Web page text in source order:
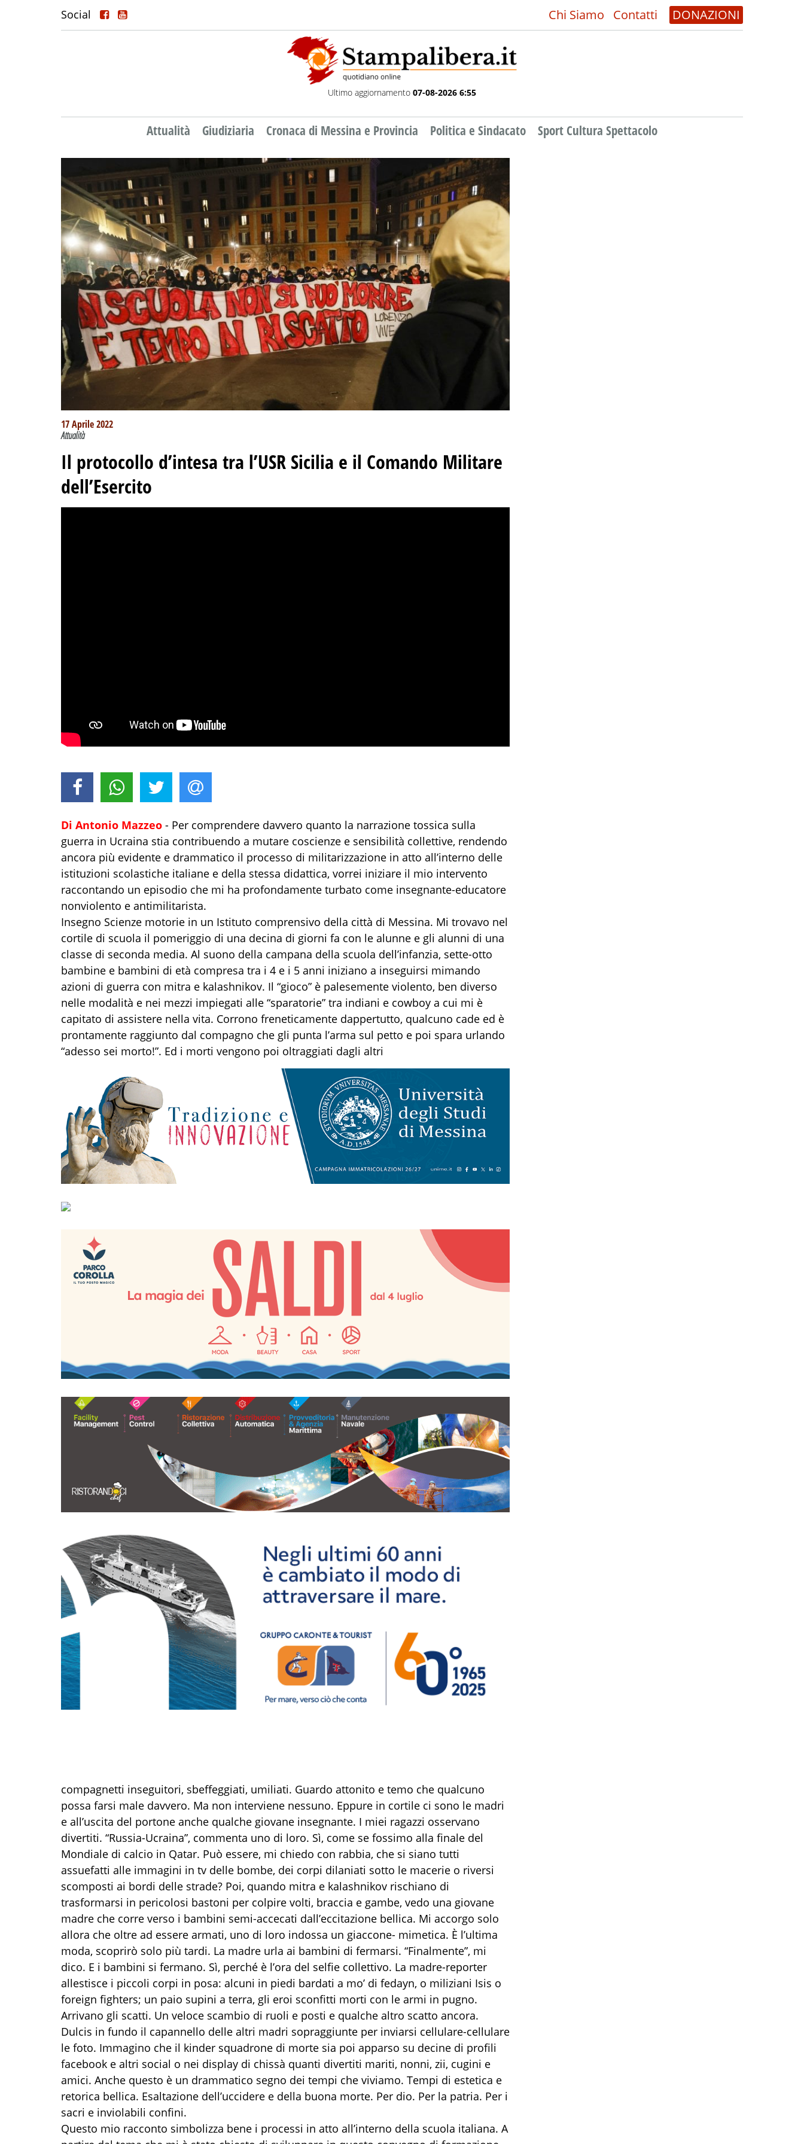
Social Chi Siamo Contatti DONAZIONI
Ultimo aggiornamento 07-08-2026 6:55
Attualità Giudiziaria Cronaca di Messina e Provincia Politica e Sindacato Sport Cultura Spettacolo
17 Aprile 2022
Attualità
Il protocollo d’intesa tra l’USR Sicilia e il Comando Militare
dell’Esercito
Di Antonio Mazzeo - Per comprendere davvero quanto la narrazione tossica sulla
guerra in Ucraina stia contribuendo a mutare coscienze e sensibilità collettive, rendendo
ancora più evidente e drammatico il processo di militarizzazione in atto all’interno delle
istituzioni scolastiche italiane e della stessa didattica, vorrei iniziare il mio intervento
raccontando un episodio che mi ha profondamente turbato come insegnante-educatore
nonviolento e antimilitarista.
Insegno Scienze motorie in un Istituto comprensivo della città di Messina. Mi trovavo nel
cortile di scuola il pomeriggio di una decina di giorni fa con le alunne e gli alunni di una
classe di seconda media. Al suono della campana della scuola dell’infanzia, sette-otto
bambine e bambini di età compresa tra i 4 e i 5 anni iniziano a inseguirsi mimando
azioni di guerra con mitra e kalashnikov. Il “gioco” è palesemente violento, ben diverso
nelle modalità e nei mezzi impiegati alle “sparatorie” tra indiani e cowboy a cui mi è
capitato di assistere nella vita. Corrono freneticamente dappertutto, qualcuno cade ed è
prontamente raggiunto dal compagno che gli punta l’arma sul petto e poi spara urlando
“adesso sei morto!”. Ed i morti vengono poi oltraggiati dagli altri
compagnetti inseguitori, sbeffeggiati, umiliati. Guardo attonito e temo che qualcuno
possa farsi male davvero. Ma non interviene nessuno. Eppure in cortile ci sono le madri
e all’uscita del portone anche qualche giovane insegnante. I miei ragazzi osservano
divertiti. “Russia-Ucraina”, commenta uno di loro. Sì, come se fossimo alla finale del
Mondiale di calcio in Qatar. Può essere, mi chiedo con rabbia, che si siano tutti
assuefatti alle immagini in tv delle bombe, dei corpi dilaniati sotto le macerie o riversi
scomposti ai bordi delle strade? Poi, quando mitra e kalashnikov rischiano di
trasformarsi in pericolosi bastoni per colpire volti, braccia e gambe, vedo una giovane
madre che corre verso i bambini semi-accecati dall’eccitazione bellica. Mi accorgo solo
allora che oltre ad essere armati, uno di loro indossa un giaccone- mimetica. È l’ultima
moda, scoprirò solo più tardi. La madre urla ai bambini di fermarsi. “Finalmente”, mi
dico. E i bambini si fermano. Sì, perché è l’ora del selfie collettivo. La madre-reporter
allestisce i piccoli corpi in posa: alcuni in piedi bardati a mo’ di fedayn, o miliziani Isis o
foreign fighters; un paio supini a terra, gli eroi sconfitti morti con le armi in pugno.
Arrivano gli scatti. Un veloce scambio di ruoli e posti e qualche altro scatto ancora.
Dulcis in fundo il capannello delle altri madri sopraggiunte per inviarsi cellulare-cellulare
le foto. Immagino che il kinder squadrone di morte sia poi apparso su decine di profili
facebook e altri social o nei display di chissà quanti divertiti mariti, nonni, zii, cugini e
amici. Anche questo è un drammatico segno dei tempi che viviamo. Tempi di estetica e
retorica bellica. Esaltazione dell’uccidere e della buona morte. Per dio. Per la patria. Per i
sacri e inviolabili confini.
Questo mio racconto simbolizza bene i processi in atto all’interno della scuola italiana. A